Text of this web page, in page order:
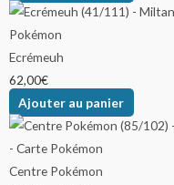
Ecrémeuh
62,00€
Ajouter au panier
Centre Pokémon